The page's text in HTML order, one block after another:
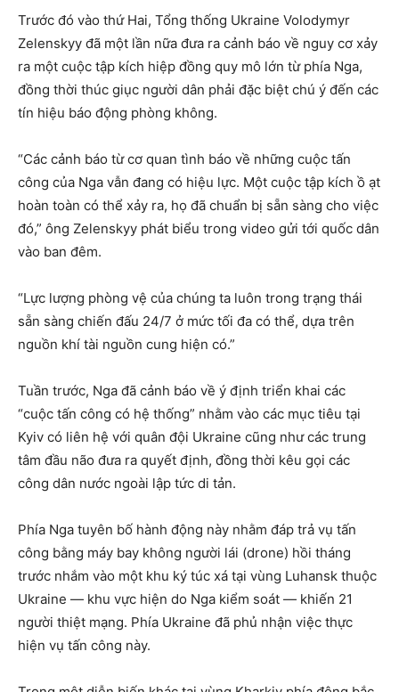
Trước đó vào thứ Hai, Tổng thống Ukraine Volodymyr
Zelenskyy đã một lần nữa đưa ra cảnh báo về nguy cơ xảy
ra một cuộc tập kích hiệp đồng quy mô lớn từ phía Nga,
đồng thời thúc giục người dân phải đặc biệt chú ý đến các
tín hiệu báo động phòng không.
“Các cảnh báo từ cơ quan tình báo về những cuộc tấn
công của Nga vẫn đang có hiệu lực. Một cuộc tập kích ồ ạt
hoàn toàn có thể xảy ra, họ đã chuẩn bị sẵn sàng cho việc
đó,” ông Zelenskyy phát biểu trong video gửi tới quốc dân
vào ban đêm.
“Lực lượng phòng vệ của chúng ta luôn trong trạng thái
sẵn sàng chiến đấu 24/7 ở mức tối đa có thể, dựa trên
nguồn khí tài nguồn cung hiện có.”
Tuần trước, Nga đã cảnh báo về ý định triển khai các
“cuộc tấn công có hệ thống” nhằm vào các mục tiêu tại
Kyiv có liên hệ với quân đội Ukraine cũng như các trung
tâm đầu não đưa ra quyết định, đồng thời kêu gọi các
công dân nước ngoài lập tức di tản.
Phía Nga tuyên bố hành động này nhằm đáp trả vụ tấn
công bằng máy bay không người lái (drone) hồi tháng
trước nhắm vào một khu ký túc xá tại vùng Luhansk thuộc
Ukraine — khu vực hiện do Nga kiểm soát — khiến 21
người thiệt mạng. Phía Ukraine đã phủ nhận việc thực
hiện vụ tấn công này.